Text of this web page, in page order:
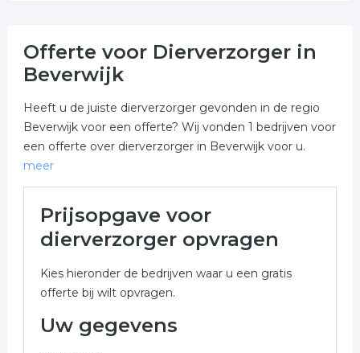
Offerte voor Dierverzorger in
Beverwijk
Heeft u de juiste dierverzorger gevonden in de regio
Beverwijk voor een offerte? Wij vonden 1 bedrijven voor
een offerte over dierverzorger in Beverwijk voor u.
meer
Beverwijk
dierverzorger gerelateerde bedrijven in de omgeving
van Beverwijk voor een vrijblijvende aanvraag.
Vul onderstaand formulier zo volledig mogelijk in voor
Prijsopgave voor
dierverzorger opvragen
Kies hieronder de bedrijven waar u een gratis
offerte bij wilt opvragen.
Uw gegevens